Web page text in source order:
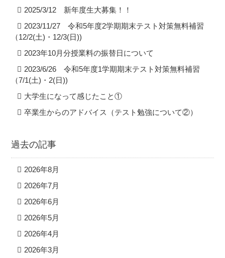
2025/3/12 新年度生大募集！！
2023/11/27 令和5年度2学期期末テスト対策無料補習
（12/2(土)・12/3(日))
2023年10月分授業料の振替日について
2023/6/26 令和5年度1学期期末テスト対策無料補習
（7/1(土)・2(日))
大学生になって感じたこと①
卒業生からのアドバイス（テスト勉強について②）
過去の記事
2026年8月
2026年7月
2026年6月
2026年5月
2026年4月
2026年3月